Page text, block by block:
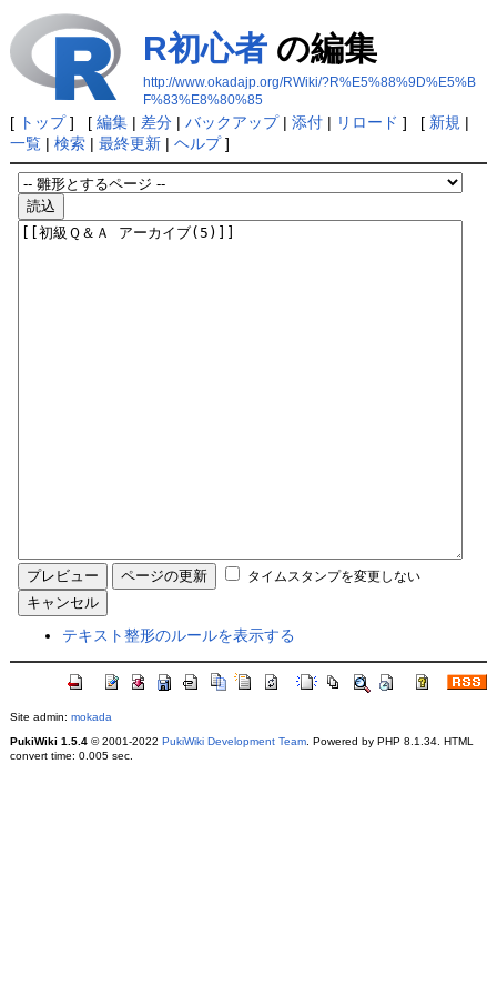
R初心者の編集
http://www.okadajp.org/RWiki/?R%E5%88%9D%E5%B
F%83%E8%80%85
[ トップ] [ 編集| 差分| バックアップ| 添付| リロード ] [ 新規 |
一覧| 検索| 最終更新| ヘルプ]
タイムスタンプを変更しない
テキスト整形のルールを表示する
Site admin: mokada
PukiWiki 1.5.4© 2001-2022 PukiWiki Development Team. Powered by PHP 8.1.34. HTML
convert time: 0.005 sec.